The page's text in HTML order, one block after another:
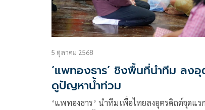
5 ตุลาคม 2568
‘แพทองธาร’ ชิงพื้นที่นำทีม ลง
ดูปัญหาน้ำท่วม
‘แพทองธาร’ นำทีมเพื่อไทยลงอุตรดิถต์จุดแร